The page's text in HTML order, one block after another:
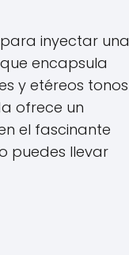
inyectar una
encapsula
y etéreos tonos
ofrece un
el fascinante
puedes llevar